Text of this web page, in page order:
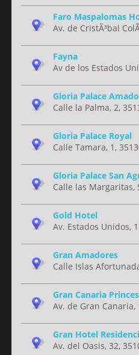
Faro Maspalomas
Av. de CristÃ³bal
Fayna
Av de los Estados
Gloria Palace
Calle la Palma, 2,
Gloria Palace Royal
Calle Tamara, 1,
Gloria Palace San
Calle las Margaritas,
Gold Hotel
Av. Estados Unidos,
Gran Amadores
Calle Islas
Gran Canaria
Av. de Gran Canaria,
Gran Hotel
Av. del Oasis, 32,